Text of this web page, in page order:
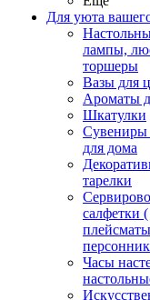
Для уюта
лампы,
торшеры
Вазы для
Ароматы
Шкатулки
Сувениры
для дома
тарелки
салфетки (
Часы